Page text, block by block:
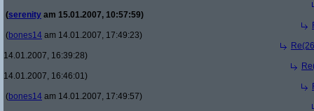
(serenity am 15.01.2007, 10:57:59)
(bones14 am 14.01.2007, 17:49:23)
14.01.2007, 16:39:28)
14.01.2007, 16:46:01)
(bones14 am 14.01.2007, 17:49:57)